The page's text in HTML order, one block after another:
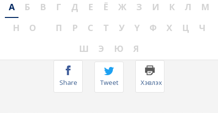
А Б В Г Д Е Ё Ж З И К Л
М
Н
О П Р С Т У Ү Ф Х Ц
Ч
Ш
Э Ю Я
Share Tweet Хэвлэх